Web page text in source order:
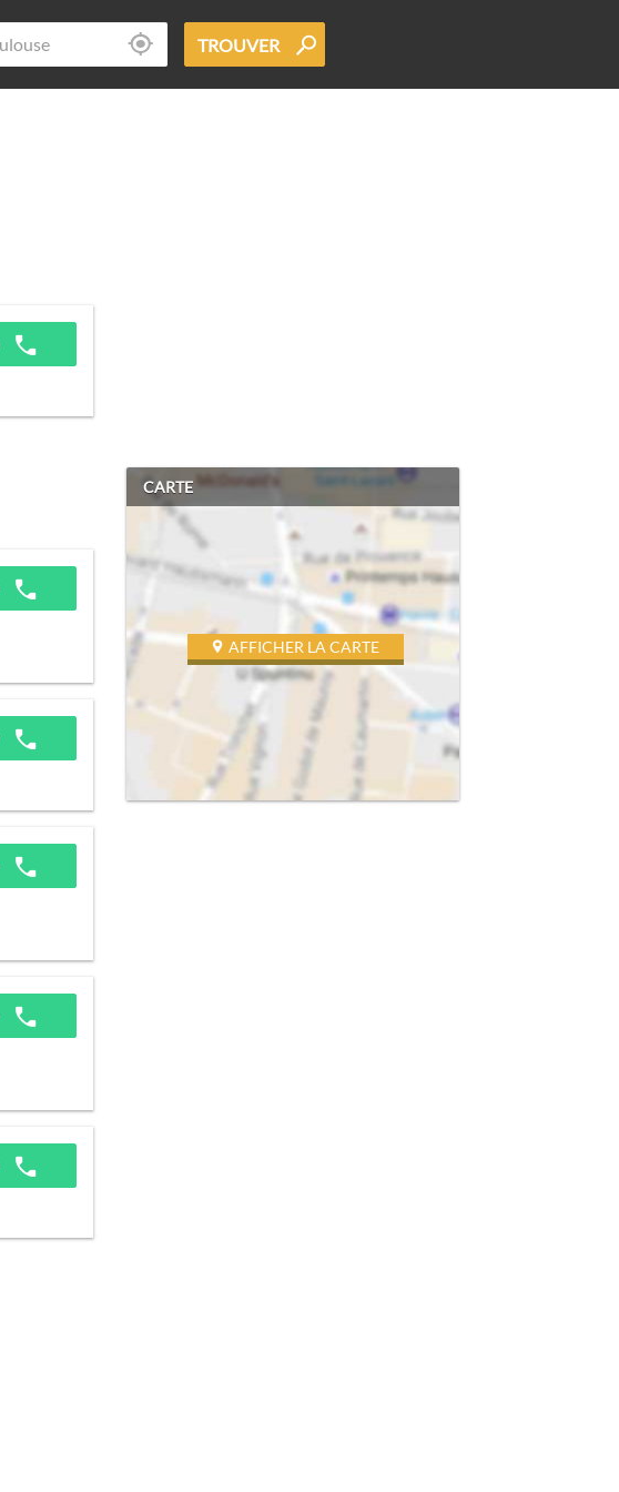
TROUVER
CARTE
AFFICHER LA CARTE